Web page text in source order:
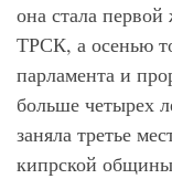
она стала
ТРСК, а осенью
парламента и
больше четырех
заняла третье
кипрской